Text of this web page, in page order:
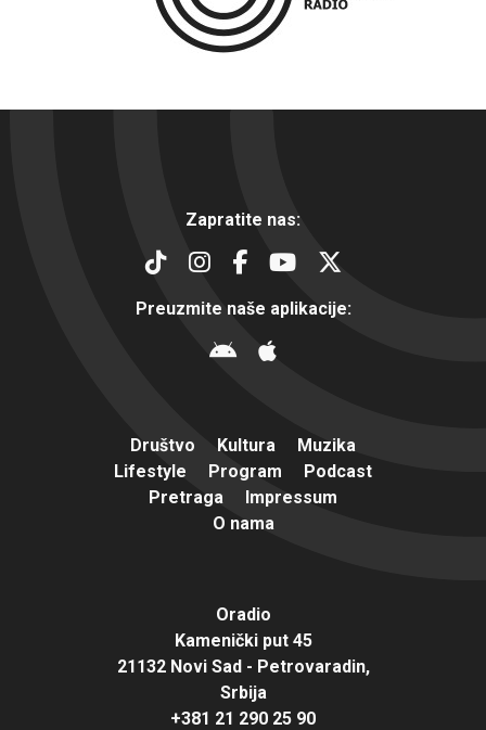
Zapratite nas:
Preuzmite naše aplikacije:
Društvo Kultura
Muzika
Lifestyle
Program
Podcast
Pretraga
Impressum
O nama
Oradio
Kamenički put 45
21132 Novi Sad - Petrovaradin,
Srbija
+381 21 290 25 90